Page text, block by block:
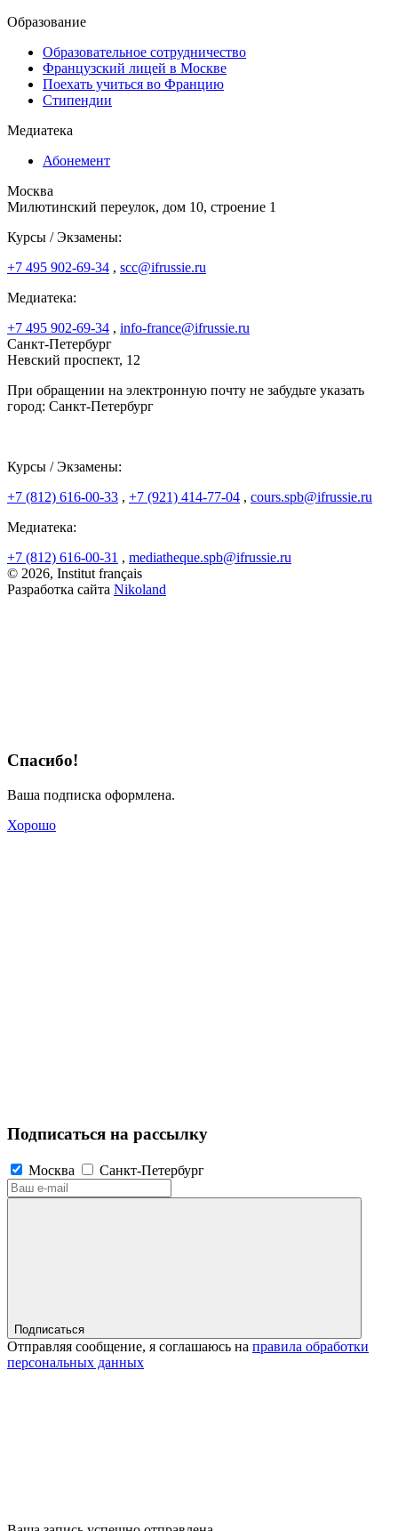
Образование
Образовательное сотрудничество
Французский лицей в Москве
Поехать учиться во Францию
Стипендии
Медиатека
Абонемент
Москва
Милютинский переулок, дом 10, строение 1
Курсы / Экзамены:
+7 495 902-69-34 , scc@ifrussie.ru
Медиатека:
+7 495 902-69-34 , info-france@ifrussie.ru
Санкт-Петербург
Невский проспект, 12
При обращении на электронную почту не забудьте указать
город: Санкт-Петербург
Курсы / Экзамены:
+7 (812) 616-00-33 , +7 (921) 414-77-04 , cours.spb@ifrussie.ru
Медиатека:
+7 (812) 616-00-31 , mediatheque.spb@ifrussie.ru
© 2026, Institut français
Разработка сайта Nikoland
Спасибо!
Ваша подписка оформлена.
Хорошо
Подписаться на рассылку
Москва Санкт-Петербург
Подписаться
Отправляя сообщение, я соглашаюсь на правила обработки
персональных данных